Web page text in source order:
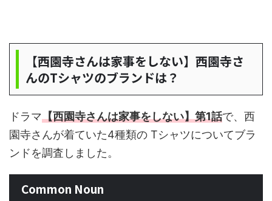
【西園寺さんは家事をしない】西園寺さ
んのTシャツのブランドは？
ドラマ【西園寺さんは家事をしない】第1話で、西
園寺さんが着ていた4種類の Tシャツについてブラ
ンドを調査しました。
Common Noun